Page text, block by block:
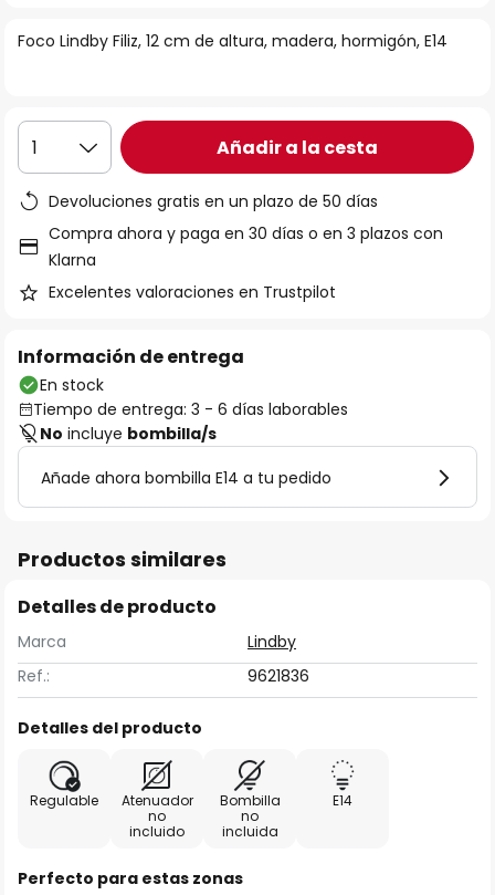
galería
Foco Lindby Filiz, 12 cm de altura, madera, hormigón, E14
1 Añadir a la cesta
Devoluciones gratis en un plazo de 50 días
Compra ahora y paga en 30 días o en 3 plazos con
Klarna
Excelentes valoraciones en Trustpilot
Información de entrega
En stock
Tiempo de entrega: 3 - 6 días laborables
No incluye bombilla/s
Añade ahora bombilla E14 a tu pedido
Productos similares
Detalles de producto
Marca
Lindby
Ref.:
9621836
Detalles del producto
Regulable
Atenuador
no
incluido
Bombilla
no
incluida
E14
Perfecto para estas zonas